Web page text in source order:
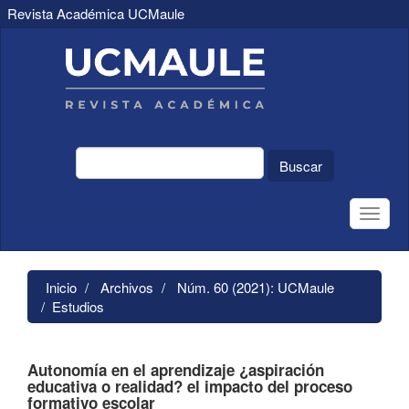
Revista Académica UCMaule
principal
Contenido
principal
Barra
Buscar
Toggle
Inicio Archivos
Núm. 60 (2021): UCMaule
Estudios
Autonomía en el aprendizaje ¿aspiración
educativa o realidad? el impacto del proceso
formativo escolar